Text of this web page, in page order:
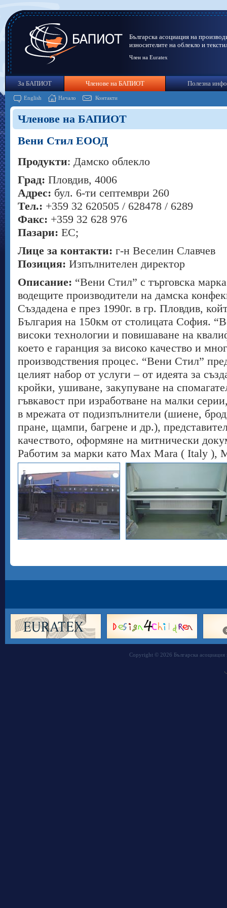
Българска асоциация на
износителите на облекло и
Член на Euratex
За БАПИОТ Членове на БАПИОТ Полезна
English Начало Контакти
Членове на БАПИОТ
Вени Стил ЕООД
Продукти: Дамско облекло
Град: Пловдив, 4006
Адрес: бул. 6-ти септември 260
Тел.: +359 32 620505 / 628478 / 6289
Факс: +359 32 628 976
Пазари: ЕС;
Лице за контакти: г-н Веселин Славчев
Позиция: Изпълнителен директор
Описание: “Вени Стил” с търговска
водещите производители на дамска
Създадена е през 1990г. в гр. Пловдив,
България на 150км от столицата София.
високи технологии и повишаване на
което е гаранция за високо качество и
производствения процес. “Вени Стил”
целият набор от услуги – от идеята за
кройки, ушиване, закупуване на
гъвкавост при изработване на малки
в мрежата от подизпълнители (шиене,
пране, щампи, багрене и др.),
качеството, оформяне на митнически
Работим за марки като Max Mara ( Italy ),
Copyright © 2026 Българска асоциация